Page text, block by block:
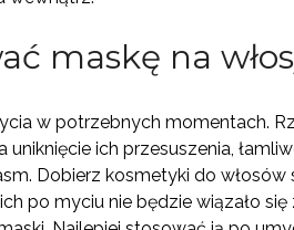
maskę na
w potrzebnych momentach.
ich przesuszenia,
Dobierz kosmetyki do
po myciu nie będzie wiązało się